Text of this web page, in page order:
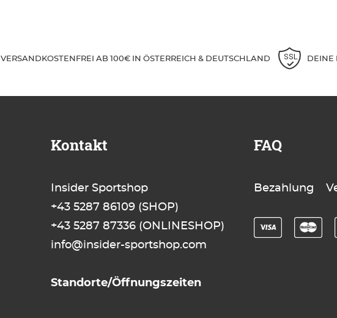
VERSANDKOSTENFREI AB 100€ IN ÖSTERREICH & DEUTSCHLAND DEINE
Kontakt
Insider Sportshop
+43 5287 86109 (SHOP)
+43 5287 87336 (ONLINESHOP)
info@insider-sportshop.com
Standorte/Öffnungszeiten
FAQ
Bezahlung